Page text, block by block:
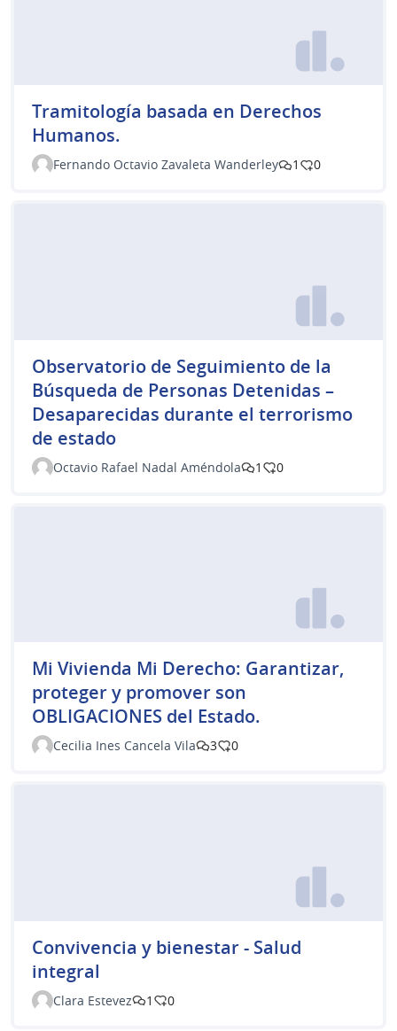
Tramitología basada en Derechos
Humanos.
Fernando Octavio Zavaleta Wanderley 1 0
Observatorio de Seguimiento de la
Búsqueda de Personas Detenidas –
Desaparecidas durante el terrorismo
de estado
Octavio Rafael Nadal Améndola 1 0
Mi Vivienda Mi Derecho: Garantizar,
proteger y promover son
OBLIGACIONES del Estado.
Cecilia Ines Cancela Vila 3 0
Convivencia y bienestar - Salud
integral
Clara Estevez 1 0